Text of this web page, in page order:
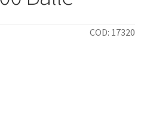
COD: 17320